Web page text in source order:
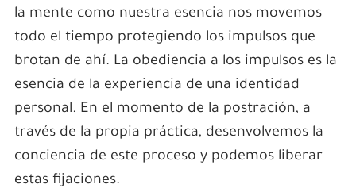
la mente como nuestra esencia nos movemos
todo el tiempo protegiendo los impulsos que
brotan de ahí. La obediencia a los impulsos es la
esencia de la experiencia de una identidad
personal. En el momento de la postración, a
través de la propia práctica, desenvolvemos la
conciencia de este proceso y podemos liberar
estas fijaciones.